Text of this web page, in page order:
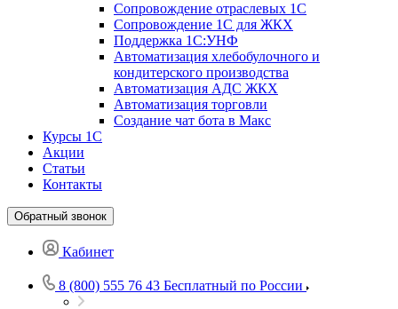
Сопровождение отраслевых 1С
Сопровождение 1С для ЖКХ
Поддержка 1С:УНФ
Автоматизация хлебобулочного и
кондитерского производства
Автоматизация АДС ЖКХ
Автоматизация торговли
Создание чат бота в Макс
Курсы 1С
Акции
Статьи
Контакты
Обратный звонок
Кабинет
8 (800) 555 76 43 Бесплатный по России